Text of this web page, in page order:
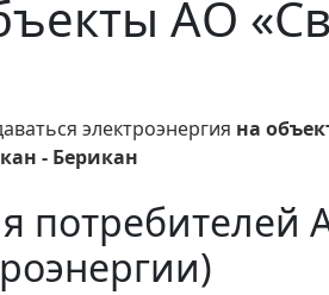
АО
электроэнергия на
- Берикан
потребителей